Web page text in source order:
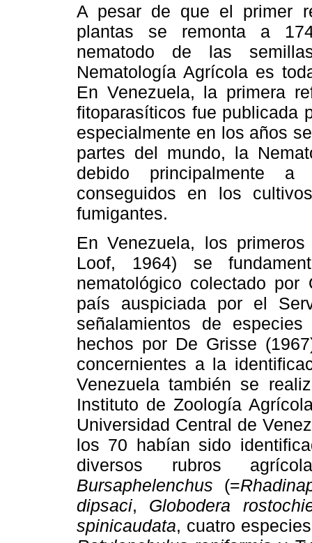
A pesar de que el primer
plantas se remonta a
nematodo de las
Nematología Agrícola es
En Venezuela, la primera
fitoparasíticos fue publicada
especialmente en los años
partes del mundo, la
debido principalmente
conseguidos en los
fumigantes.
En Venezuela, los
Loof, 1964) se
nematológico colectado
país auspiciada por el
señalamientos de
hechos por De Grisse
concernientes a la
Venezuela también se
Instituto de Zoología
Universidad Central de
los 70 habían sido
diversos rubros
Bursaphelenchus (=
dipsaci, Globodera
spinicaudata, cuatro